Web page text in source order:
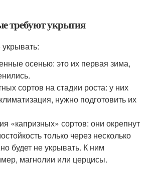
требуют укрытия
осенью: это их первая зима,
сортов на стадии роста: у них
нужно подготовить их
«капризных» сортов: они окрепнут
только через несколько
будет не укрывать. К ним
магнолии или церцисы.